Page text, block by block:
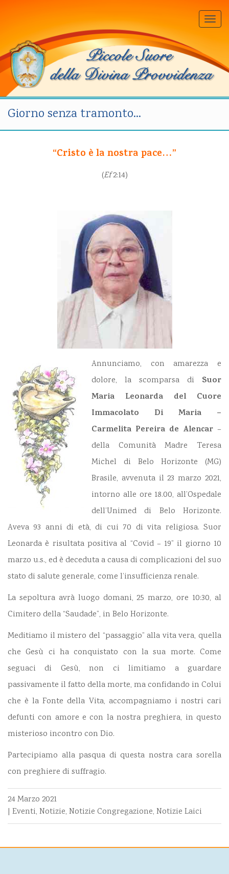
Giorno senza tramonto…
“Cristo è la nostra pace…”
(Ef2:14)
Annunciamo, con amarezza e
dolore, la scomparsa di Suor
Maria Leonarda del Cuore
Immacolato Di Maria –
Carmelita Pereira de Alencar –
della Comunità Madre Teresa
Michel di Belo Horizonte (MG)
Brasile, avvenuta il 23 marzo 2021,
intorno alle ore 18.00, all’Ospedale
dell’Unimed di Belo Horizonte.
Aveva 93 anni di età, di cui 70 di vita religiosa. Suor
Leonarda è risultata positiva al “Covid – 19” il giorno 10
marzo u.s., ed è deceduta a causa di complicazioni del suo
stato di salute generale, come l’insufficienza renale.
La sepoltura avrà luogo domani, 25 marzo, ore 10:30, al
Cimitero della “Saudade”, in Belo Horizonte.
Meditiamo il mistero del “passaggio” alla vita vera, quella
che Gesù ci ha conquistato con la sua morte. Come
seguaci di Gesù, non ci limitiamo a guardare
passivamente il fatto della morte, ma confidando in Colui
che è la Fonte della Vita, accompagniamo i nostri cari
defunti con amore e con la nostra preghiera, in questo
misterioso incontro con Dio.
Partecipiamo alla pasqua di questa nostra cara sorella
con preghiere di suffragio.
24 Marzo 2021
| Eventi, Notizie, Notizie Congregazione, Notizie Laici